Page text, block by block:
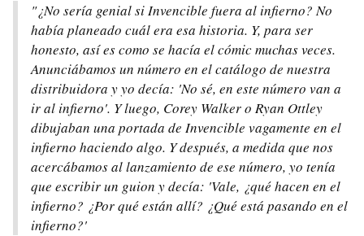
"¿No sería genial si Invencible fuera al infierno? No
había planeado cuál era esa historia. Y, para ser
honesto, así es como se hacía el cómic muchas veces.
Anunciábamos un número en el catálogo de nuestra
distribuidora y yo decía: 'No sé, en este número van a
ir al infierno'. Y luego, Corey Walker o Ryan Ottley
dibujaban una portada de Invencible vagamente en el
infierno haciendo algo. Y después, a medida que nos
acercábamos al lanzamiento de ese número, yo tenía
que escribir un guion y decía: 'Vale, ¿qué hacen en el
infierno? ¿Por qué están allí? ¿Qué está pasando en el
infierno?'